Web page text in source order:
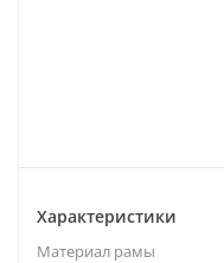
Характеристики
Материал рамы